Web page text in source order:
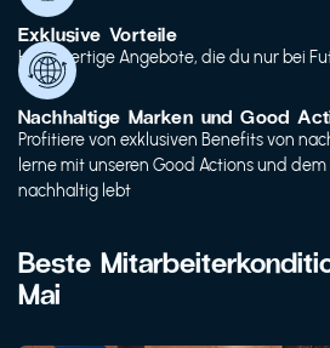
Exklusive Vorteile
Hochwertige Angebote, die du nur bei
Nachhaltige Marken und Good
Profitiere von exklusiven Benefits von
lerne mit unseren Good Actions und
nachhaltig lebt
Beste
Mai